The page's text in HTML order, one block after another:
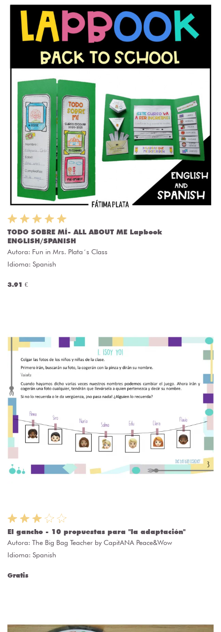
TODO SOBRE MÍ- ALL ABOUT ME Lapbook
ENGLISH/SPANISH
Autora: Fun in Mrs. Plata´s Class
Idioma: Spanish
3.91 €
El gancho - 10 propuestas para "la adaptación"
Autora: The Big Bag Teacher by CapitANA Peace&Wow
Idioma: Spanish
Gratis